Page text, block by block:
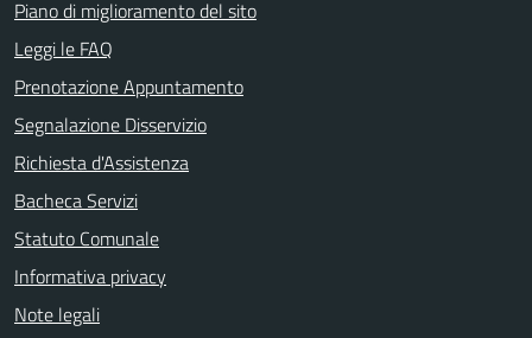
Piano di miglioramento del sito
Leggi le FAQ
Prenotazione Appuntamento
Segnalazione Disservizio
Richiesta d'Assistenza
Bacheca Servizi
Statuto Comunale
Informativa privacy
Note legali